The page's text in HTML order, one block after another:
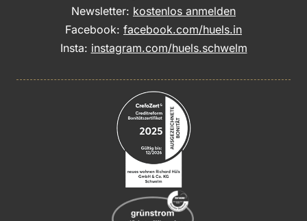
Newsletter: kostenlos anmelden
Facebook: facebook.com/huels.in
Insta: instagram.com/huels.schwelm